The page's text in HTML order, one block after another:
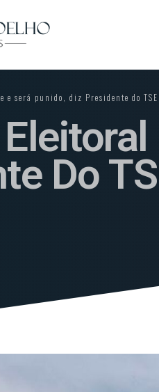
será punido, diz Presidente do TSE.
Do